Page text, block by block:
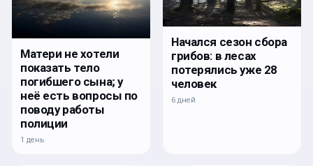
Матери не хотели
показать тело
погибшего сына; у
неё есть вопросы по
поводу работы
полиции
1 день
Начался сезон сбора
грибов: в лесах
потерялись уже 28
человек
6 дней